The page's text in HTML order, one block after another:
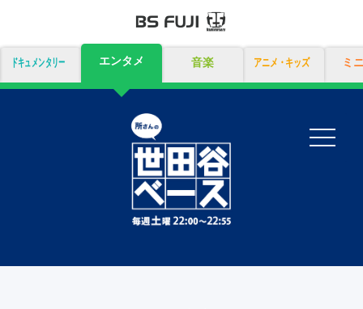
ドキュメンタリー エンタメ 音楽 アニメ・キッズ ミ